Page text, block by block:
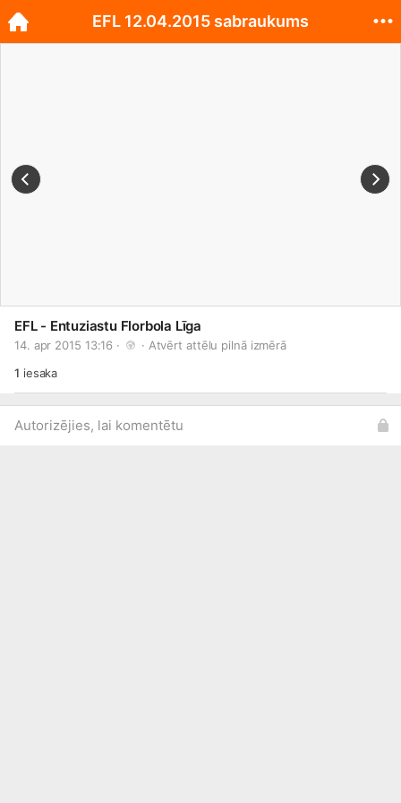
EFL - Entuziastu Florbola Līga
14. apr 2015 13:16 · · Atvērt attēlu pilnā izmērā
1 iesaka
Autorizējies, lai komentētu
EFL 12.04.2015 sabraukums